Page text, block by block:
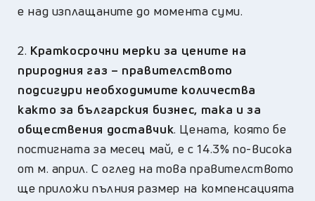
е над изплащаните до момента суми.
2. Краткосрочни мерки за цените на
природния газ – правителството
подсигури необходимите количества
както за българския бизнес, така и за
обществения доставчик. Цената, която бе
постигната за месец май, е с 14.3% по-висока
от м. април. С оглед на това правителството
ще приложи пълния размер на компенсацията